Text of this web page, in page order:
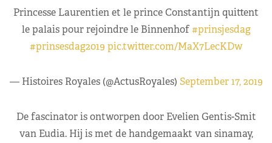
Princesse Laurentien et le prince Constantijn quittent
le palais pour rejoindre le Binnenhof#prinsjesdag
#prinsesdag2019 pic.twitter.com/MaX7LecKDw
— Histoires Royales (@ActusRoyales) September 17, 2019
De fascinator is ontworpen door Evelien Gentis-Smit
van Eudia. Hij is met de handgemaakt van sinamay,